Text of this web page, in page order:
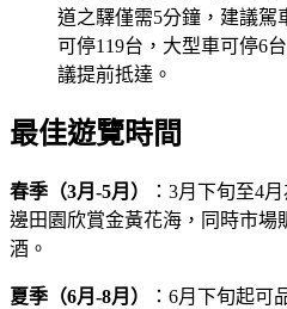
道之驛僅需5分鐘，建議駕
可停119台，大型車可停6
議提前抵達。
最佳遊覽時間
春季（3月-5月）
：3月下旬至4
邊田園欣賞金黃花海，同時市場
酒。
夏季（6月-8月）
：6月下旬起可